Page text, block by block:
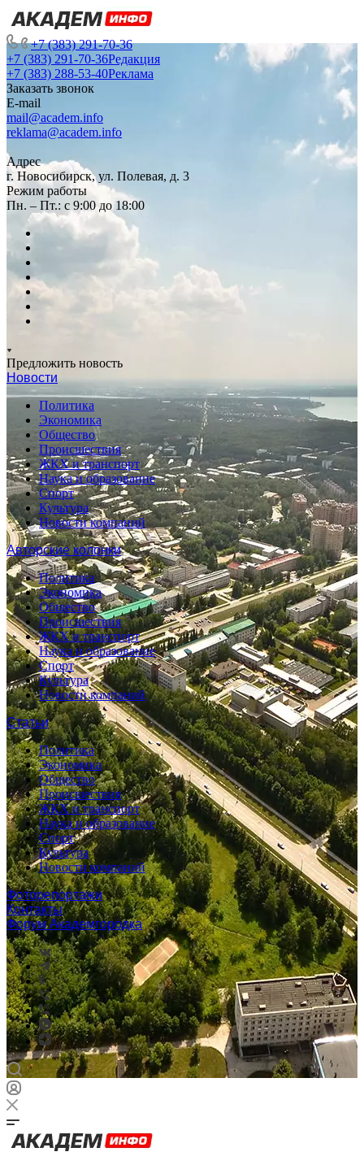
+7 (383) 291-70-36
+7 (383) 291-70-36Редакция
+7 (383) 288-53-40Реклама
Заказать звонок
E-mail
mail@academ.info
reklama@academ.info
Адрес
г. Новосибирск, ул. Полевая, д. 3
Режим работы
Пн. – Пт.: с 9:00 до 18:00
Предложить новость
Новости
Политика
Экономика
Общество
Происшествия
ЖКХ и транспорт
Наука и образование
Спорт
Культура
Новости компаний
Авторские колонки
Политика
Экономика
Общество
Происшествия
ЖКХ и транспорт
Наука и образование
Спорт
Культура
Новости компаний
Статьи
Политика
Экономика
Общество
Происшествия
ЖКХ и транспорт
Наука и образование
Спорт
Культура
Новости компаний
Фоторепортажи
Контакты
Форум Академгородка